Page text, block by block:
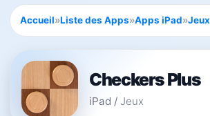
Accueil»Liste des Apps»Apps iPad»Jeux
Checkers Plus
iPad / Jeux